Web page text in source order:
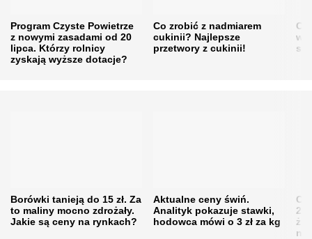
Program Czyste Powietrze
z nowymi zasadami od 20
lipca. Którzy rolnicy
zyskają wyższe dotacje?
Co zrobić z nadmiarem
cukinii? Najlepsze
przetwory z cukinii!
w
Borówki tanieją do 15 zł. Za
to maliny mocno zdrożały.
Jakie są ceny na rynkach?
Aktualne ceny świń.
Analityk pokazuje stawki,
hodowca mówi o 3 zł za kg